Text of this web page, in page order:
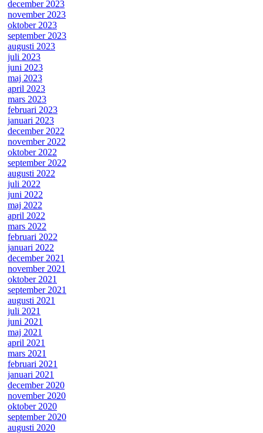
december 2023
november 2023
oktober 2023
september 2023
augusti 2023
juli 2023
juni 2023
maj 2023
april 2023
mars 2023
februari 2023
januari 2023
december 2022
november 2022
oktober 2022
september 2022
augusti 2022
juli 2022
juni 2022
maj 2022
april 2022
mars 2022
februari 2022
januari 2022
december 2021
november 2021
oktober 2021
september 2021
augusti 2021
juli 2021
juni 2021
maj 2021
april 2021
mars 2021
februari 2021
januari 2021
december 2020
november 2020
oktober 2020
september 2020
augusti 2020